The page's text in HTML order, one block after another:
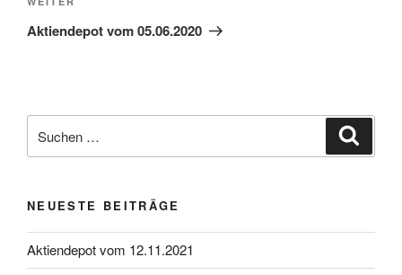
Beitrag
Aktiendepot vom 05.06.2020
nach:
NEUESTE BEITRÄGE
Aktiendepot vom 12.11.2021